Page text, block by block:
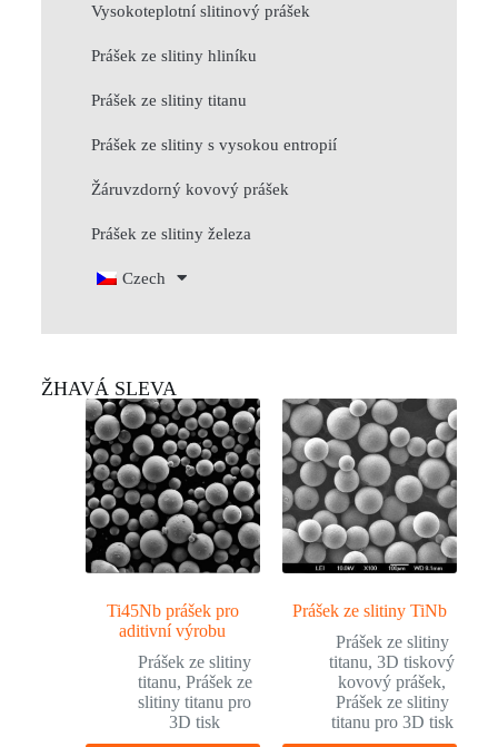
Vysokoteplotní slitinový prášek
Prášek ze slitiny hliníku
Prášek ze slitiny titanu
Prášek ze slitiny s vysokou entropií
Žáruvzdorný kovový prášek
Prášek ze slitiny železa
Czech
ŽHAVÁ SLEVA
Ti45Nb prášek pro
aditivní výrobu
Prášek ze slitiny
titanu, Prášek ze
slitiny titanu pro
3D tisk
Prášek ze slitiny TiNb
Prášek ze slitiny
titanu,3D tiskový
kovový prášek,
Prášek ze slitiny
titanu pro 3D tisk